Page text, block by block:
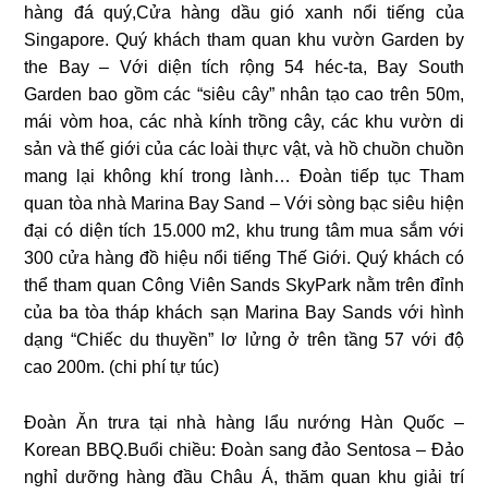
hàng đá quý,Cửa hàng dầu gió xanh nổi tiếng của
Singapore. Quý khách tham quan khu vườn Garden by
the Bay – Với diện tích rộng 54 héc-ta, Bay South
Garden bao gồm các “siêu cây” nhân tạo cao trên 50m,
mái vòm hoa, các nhà kính trồng cây, các khu vườn di
sản và thế giới của các loài thực vật, và hồ chuồn chuồn
mang lại không khí trong lành… Đoàn tiếp tục Tham
quan tòa nhà Marina Bay Sand – Với sòng bạc siêu hiện
đại có diện tích 15.000 m2, khu trung tâm mua sắm với
300 cửa hàng đồ hiệu nổi tiếng Thế Giới. Quý khách có
thể tham quan Công Viên Sands SkyPark nằm trên đỉnh
của ba tòa tháp khách sạn Marina Bay Sands với hình
dạng “Chiếc du thuyền” lơ lửng ở trên tầng 57 với độ
cao 200m. (chi phí tự túc)
Đoàn Ăn trưa tại nhà hàng lẩu nướng Hàn Quốc –
Korean BBQ.Buổi chiều: Đoàn sang đảo Sentosa – Đảo
nghỉ dưỡng hàng đầu Châu Á, thăm quan khu giải trí